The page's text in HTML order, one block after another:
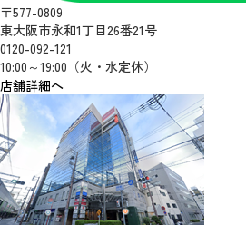
〒577-0809
東大阪市永和1丁目26番21号
0120-092-121
10:00～19:00（火・水定休）
店舗詳細へ